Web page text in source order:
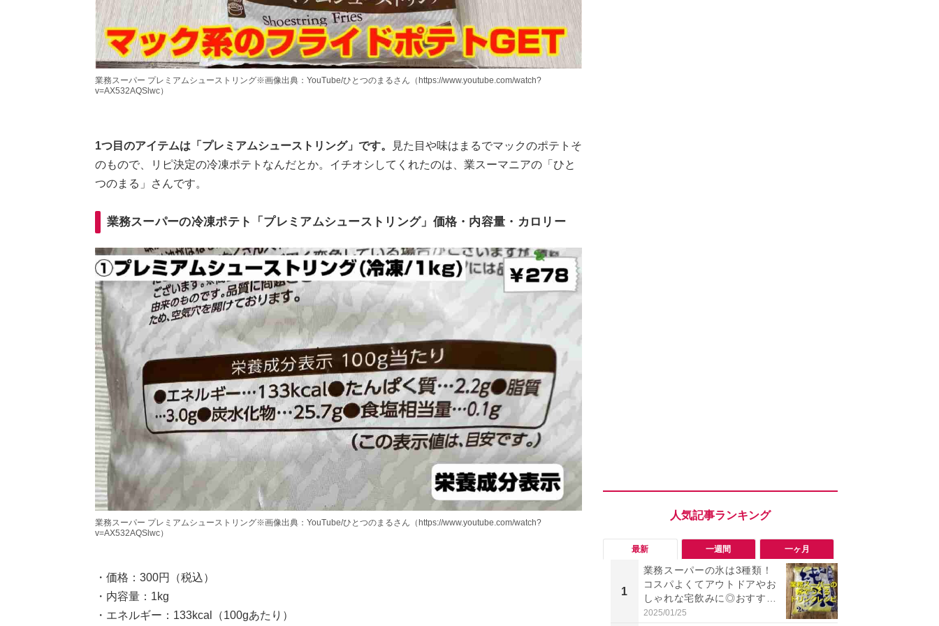
業務スーパー プレミアムシューストリング※画像出典：YouTube/ひとつのまるさん（https://www.youtube.com/watch?
v=AX532AQSlwc）
1つ目のアイテムは「プレミアムシューストリング」です。
見た目や味はまるでマックのポテトそ
のもので、リピ決定の冷凍ポテトなんだとか。イチオシしてくれたのは、業スーマニアの「ひと
つのまる」さんです。
業務スーパーの冷凍ポテト「プレミアムシューストリング」価格・内容量・カロリー
業務スーパー プレミアムシューストリング※画像出典：YouTube/ひとつのまるさん（https://www.youtube.com/watch?
v=AX532AQSlwc）
・価格：300円（税込）
・内容量：1kg
・エネルギー：133kcal（100gあたり）
最新 一週間 一ヶ月
1
業務スーパーの氷は3種類！
コスパよくてアウトドアやお
しゃれな宅飲みに◎おすすめ
は2kg「純氷 オーロラアイ
2025/01/25